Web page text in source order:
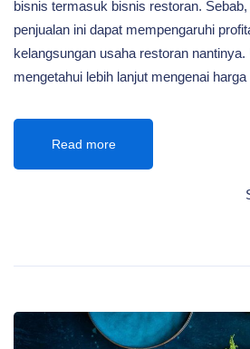
bisnis termasuk bisnis restoran.
penjualan ini dapat mempengaruhi
kelangsungan usaha restoran
mengetahui lebih lanjut mengenai
Read more